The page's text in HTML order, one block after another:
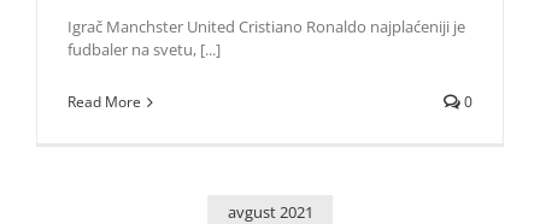
Igrač Manchster United Cristiano Ronaldo najplaćeniji je
fudbaler na svetu, [...]
Read More 0
avgust 2021